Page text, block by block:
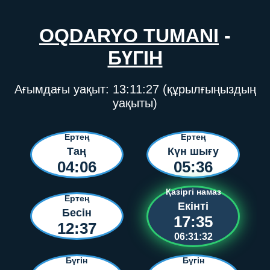
OQDARYO TUMANI -
БҮГІН
Ағымдағы уақыт: 13:11:27(құрылғыңыздың
уақыты)
Ертең
Таң
04:06
Ертең
Күн шығу
05:36
Ертең
Бесін
12:37
Қазіргі намаз
Екінті
17:35
06:31:32
Бүгін Бүгін